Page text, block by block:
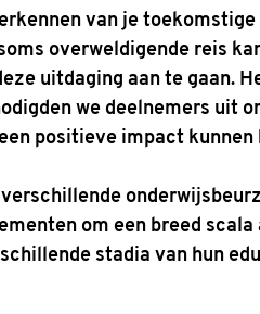
van je
overweldigende reis
uitdaging aan te gaan.
we deelnemers uit
positieve impact
om een breed
stadia van hun